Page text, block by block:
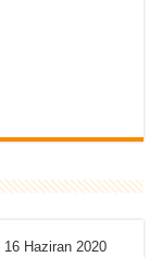
16 Haziran 2020